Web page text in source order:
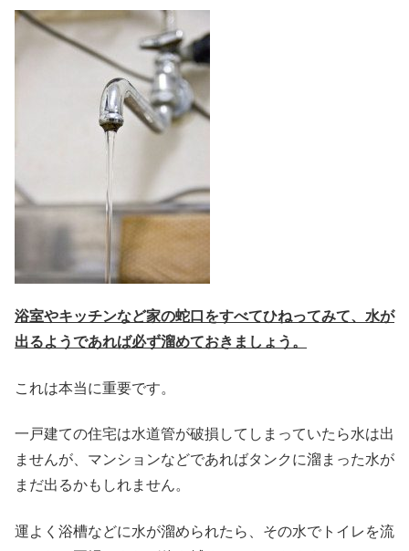
浴室やキッチンなど家の蛇口をすべてひねってみて、水が
出るようであれば必ず溜めておきましょう。
これは本当に重要です。
一戸建ての住宅は水道管が破損してしまっていたら水は出
ませんが、マンションなどであればタンクに溜まった水が
まだ出るかもしれません。
運よく浴槽などに水が溜められたら、その水でトイレを流